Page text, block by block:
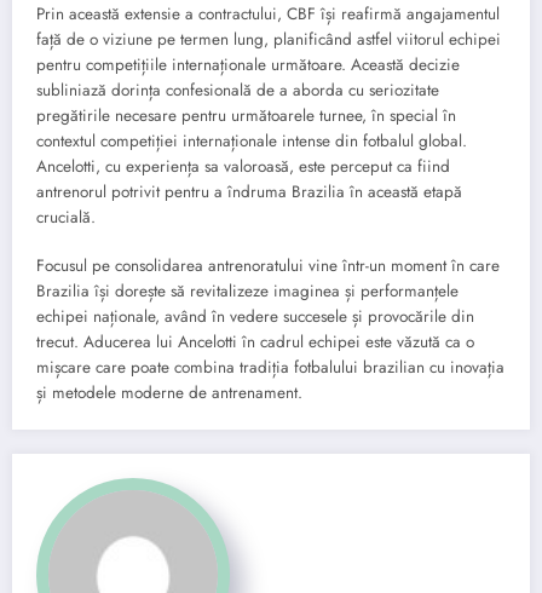
Prin această extensie a contractului, CBF își reafirmă angajamentul
față de o viziune pe termen lung, planificând astfel viitorul echipei
pentru competițiile internaționale următoare. Această decizie
subliniază dorința confesională de a aborda cu seriozitate
pregătirile necesare pentru următoarele turnee, în special în
contextul competiției internaționale intense din fotbalul global.
Ancelotti, cu experiența sa valoroasă, este perceput ca fiind
antrenorul potrivit pentru a îndruma Brazilia în această etapă
crucială.
Focusul pe consolidarea antrenoratului vine într-un moment în care
Brazilia își dorește să revitalizeze imaginea și performanțele
echipei naționale, având în vedere succesele și provocările din
trecut. Aducerea lui Ancelotti în cadrul echipei este văzută ca o
mișcare care poate combina tradiția fotbalului brazilian cu inovația
și metodele moderne de antrenament.